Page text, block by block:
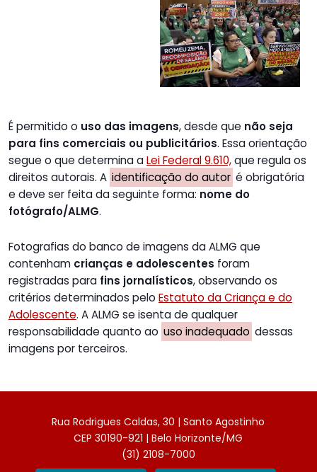
É permitido o uso das imagens, desde que não seja
para fins comerciais ou publicitários. Essa orientação
segue o que determina aLei Federal 9.610,que regula os
direitos autorais. A identificação do autor é obrigatória
e deve ser feita da seguinte forma: nome do
fotógrafo/ALMG.
Fotografias do banco de imagens da ALMG que
contenham crianças e adolescentes foram
registradas para fins jornalísticos, observando os
critérios determinados pelo Estatuto da Criança e do
Adolescente. A ALMG se isenta de qualquer
responsabilidade quanto ao uso inadequado dessas
imagens por terceiros.
Rua Rodrigues Caldas, 30 | Santo Agostinho
CEP 30190-921 | Belo Horizonte/MG
(31) 2108-7000